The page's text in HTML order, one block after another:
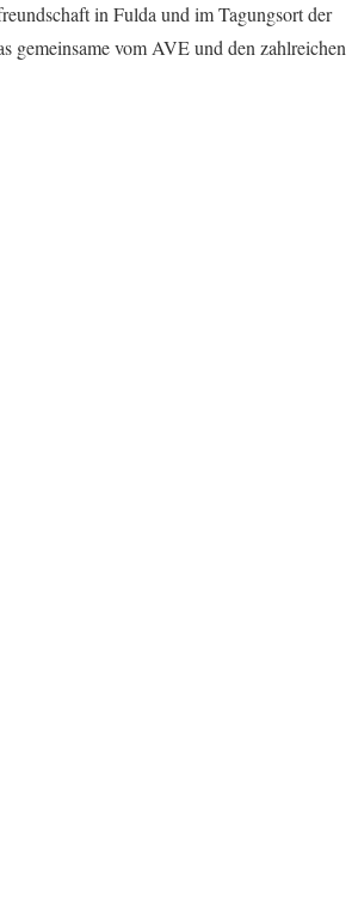
in Fulda und im Tagungsort der
gemeinsame vom AVE und den zahlreichen